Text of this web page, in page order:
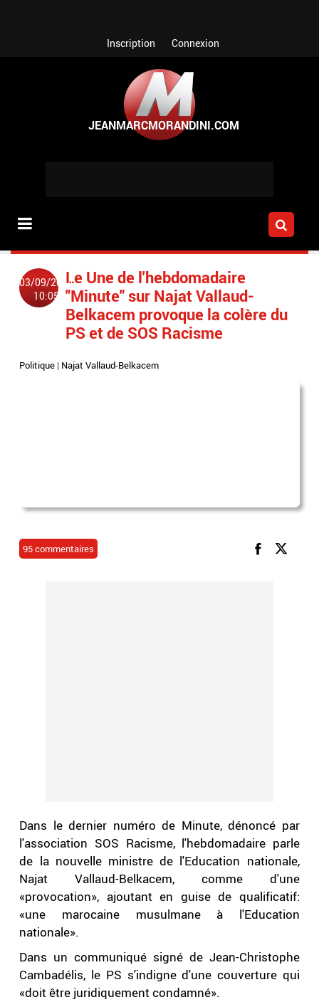
Inscription Connexion
03/09/2014
10:05
Le Une de l'hebdomadaire
"Minute" sur Najat Vallaud-
Belkacem provoque la colère du
PS et de SOS Racisme
Politique | Najat Vallaud-Belkacem
95 commentaires
Dans le dernier numéro de Minute, dénoncé par
l'association SOS Racisme, l'hebdomadaire parle
de la nouvelle ministre de l'Education nationale,
Najat Vallaud-Belkacem, comme d'une
«provocation», ajoutant en guise de qualificatif:
«une marocaine musulmane à l'Education
nationale».
Dans un communiqué signé de Jean-Christophe
Cambadélis, le PS s'indigne d'une couverture qui
«doit être juridiquement condamné».